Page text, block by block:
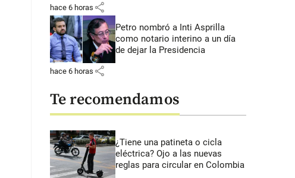
hace 6 horas share
Petro nombró a Inti Asprilla
como notario interino a un día
de dejar la Presidencia
hace 6 horas share
Te recomendamos
¿Tiene una patineta o cicla
eléctrica? Ojo a las nuevas
reglas para circular en Colombia